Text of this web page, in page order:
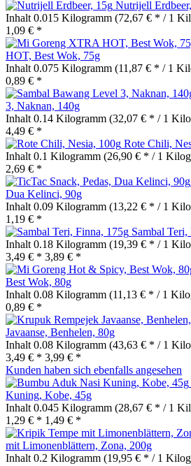
Nutrijell
Inhalt 0.015 Kilogramm (72,67 € * / 1
1,09 € *
HOT, Best Wok, 75g
Inhalt 0.075 Kilogramm (11,87 € * / 1
0,89 € *
3, Naknan, 140g
Inhalt 0.14 Kilogramm (32,07 € * / 1
4,49 € *
Rote Chili,
Inhalt 0.1 Kilogramm (26,90 € * / 1
2,69 € *
Dua Kelinci, 90g
Inhalt 0.09 Kilogramm (13,22 € * / 1
1,19 € *
Sambal
Inhalt 0.18 Kilogramm (19,39 € * / 1
3,49 € * 3,89 € *
Best Wok, 80g
Inhalt 0.08 Kilogramm (11,13 € * / 1
0,89 € *
Javaanse, Benhelen, 80g
Inhalt 0.08 Kilogramm (43,63 € * / 1
3,49 € * 3,99 € *
Kunden haben sich ebenfalls angesehen
Kuning, Kobe, 45g
Inhalt 0.045 Kilogramm (28,67 € * / 1
1,29 € * 1,49 € *
mit Limonenblättern, Zona, 200g
Inhalt 0.2 Kilogramm (19,95 € * / 1